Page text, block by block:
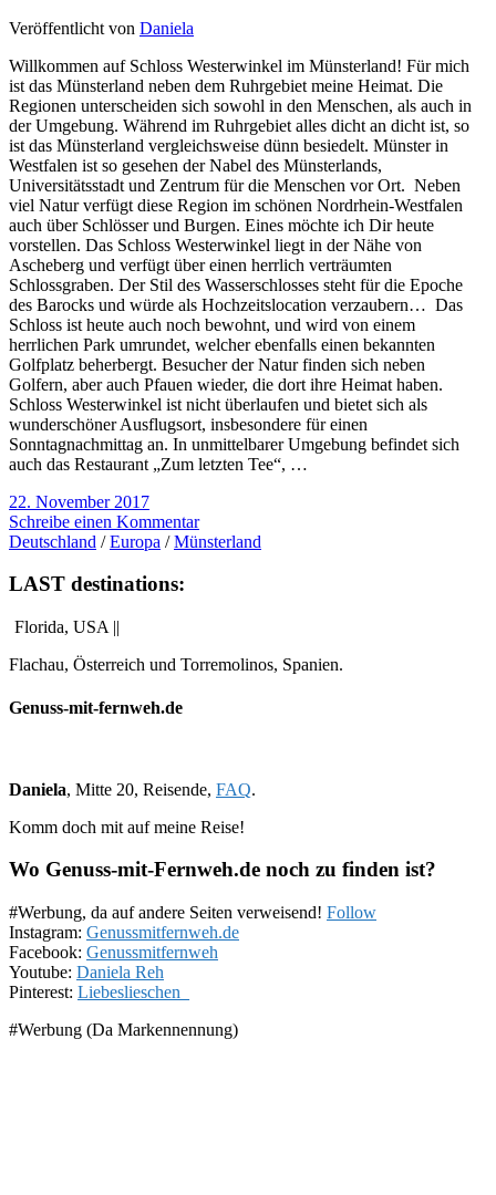
Veröffentlicht von Daniela
Willkommen auf Schloss Westerwinkel im Münsterland! Für mich
ist das Münsterland neben dem Ruhrgebiet meine Heimat. Die
Regionen unterscheiden sich sowohl in den Menschen, als auch in
der Umgebung. Während im Ruhrgebiet alles dicht an dicht ist, so
ist das Münsterland vergleichsweise dünn besiedelt. Münster in
Westfalen ist so gesehen der Nabel des Münsterlands,
Universitätsstadt und Zentrum für die Menschen vor Ort. Neben
viel Natur verfügt diese Region im schönen Nordrhein-Westfalen
auch über Schlösser und Burgen. Eines möchte ich Dir heute
vorstellen. Das Schloss Westerwinkel liegt in der Nähe von
Ascheberg und verfügt über einen herrlich verträumten
Schlossgraben. Der Stil des Wasserschlosses steht für die Epoche
des Barocks und würde als Hochzeitslocation verzaubern… Das
Schloss ist heute auch noch bewohnt, und wird von einem
herrlichen Park umrundet, welcher ebenfalls einen bekannten
Golfplatz beherbergt. Besucher der Natur finden sich neben
Golfern, aber auch Pfauen wieder, die dort ihre Heimat haben.
Schloss Westerwinkel ist nicht überlaufen und bietet sich als
wunderschöner Ausflugsort, insbesondere für einen
Sonntagnachmittag an. In unmittelbarer Umgebung befindet sich
auch das Restaurant „Zum letzten Tee“, …
22. November 2017
Schreibe einen Kommentar
Deutschland /Europa /Münsterland
LAST destinations:
Florida, USA ||
Flachau, Österreich und Torremolinos, Spanien.
Genuss-mit-fernweh.de
Daniela, Mitte 20, Reisende, FAQ.
Komm doch mit auf meine Reise!
Wo Genuss-mit-Fernweh.de noch zu finden ist?
#Werbung, da auf andere Seiten verweisend! Follow
Instagram: Genussmitfernweh.de
Facebook: Genussmitfernweh
Youtube: Daniela Reh
Pinterest: Liebeslieschen_
#Werbung (Da Markennennung)